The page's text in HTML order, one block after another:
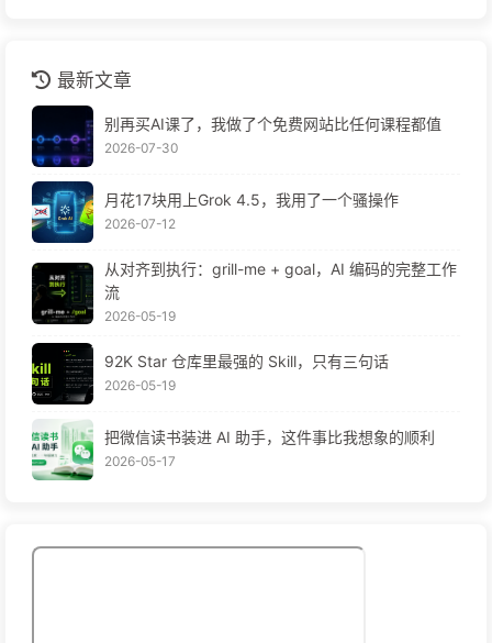
最新文章
别再买AI课了，我做了个免费网站比任何课程都值
2026-07-30
月花17块用上Grok 4.5，我用了一个骚操作
2026-07-12
从对齐到执行：grill-me + goal，AI 编码的完整工作
流
2026-05-19
92K Star 仓库里最强的 Skill，只有三句话
2026-05-19
把微信读书装进 AI 助手，这件事比我想象的顺利
2026-05-17